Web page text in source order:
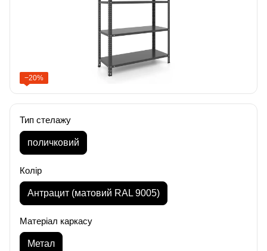
−20%
Тип стелажу
поличковий
Колір
Антрацит (матовий RAL 9005)
Матеріал каркасу
Метал